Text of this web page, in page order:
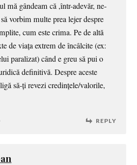
mă gândeam că ,într-adevăr, ne-
vorbim multe prea lejer despre
cum este crima. Pe de altă
de viața extrem de încâlcite (ex:
paralizat) când e greu să pui o
definitivă. Despre aceste
să-ți revezi credințele/valorile,
REPLY